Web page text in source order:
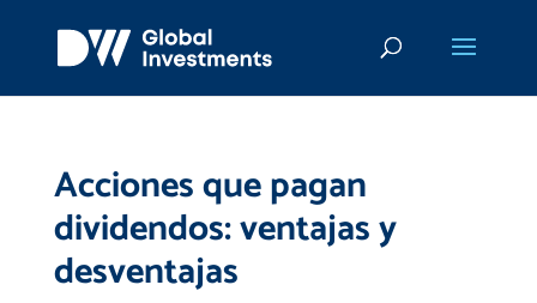
Acciones que pagan
dividendos: ventajas y
desventajas